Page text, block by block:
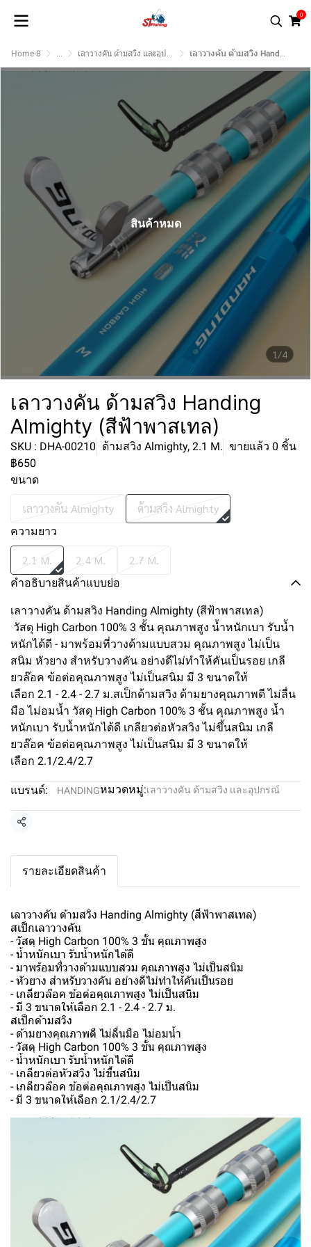
0
Home-8 ... เลาวางคัน ด้ามสวิง และอุปกรณ์ เลาวางคัน ด้ามสวิง Handing Almighty (สีฟ้าพาสเทล)
1/4
สินค้าหมด
เลาวางคัน ด้ามสวิง Handing
Almighty (สีฟ้าพาสเทล)
SKU : DHA-00210 ด้ามสวิง Almighty, 2.1 M. ขายแล้ว 0 ชิ้น
฿650
ขนาด
เลาวางคัน Almighty ด้ามสวิง Almighty
ความยาว
2.1 M. 2.4 M. 2.7 M.
คำอธิบายสินค้าแบบย่อ
เลาวางคัน ด้ามสวิง Handing Almighty (สีฟ้าพาสเทล)
วัสดุ High Carbon 100% 3 ชั้น คุณภาพสูง น้ำหนักเบา รับน้ำ
หนักได้ดี - มาพร้อมที่วางด้ามแบบสวม คุณภาพสูง ไม่เป็น
สนิม หัวยาง สำหรับวางคัน อย่างดีไม่ทำให้คันเป็นรอย เกลี
ยวล๊อค ข้อต่อคุณภาพสูง ไม่เป็นสนิม มี 3 ขนาดให้
เลือก 2.1 - 2.4 - 2.7 ม.สเป็กด้ามสวิง ด้ามยางคุณภาพดี ไม่ลื่น
มือ ไม่อมน้ำ วัสดุ High Carbon 100% 3 ชั้น คุณภาพสูง น้ำ
หนักเบา รับน้ำหนักได้ดี เกลียวต่อหัวสวิง ไม่ขึ้นสนิม เกลี
ยวล๊อค ข้อต่อคุณภาพสูง ไม่เป็นสนิม มี 3 ขนาดให้
เลือก 2.1/2.4/2.7
แบรนด์: HANDINGหมวดหมู่:เลาวางคัน ด้ามสวิง และอุปกรณ์
แชร์
รายละเอียดสินค้า
เลาวางคัน ด้ามสวิง Handing Almighty (สีฟ้าพาสเทล)
สเป็กเลาวางคัน
- วัสดุ High Carbon 100% 3 ชั้น คุณภาพสูง
- น้ำหนักเบา รับน้ำหนักได้ดี
- มาพร้อมที่วางด้ามแบบสวม คุณภาพสูง ไม่เป็นสนิม
- หัวยาง สำหรับวางคัน อย่างดีไม่ทำให้คันเป็นรอย
- เกลียวล๊อค ข้อต่อคุณภาพสูง ไม่เป็นสนิม
- มี 3 ขนาดให้เลือก 2.1 - 2.4 - 2.7 ม.
สเป็กด้ามสวิง
- ด้ามยางคุณภาพดี ไม่ลื่นมือ ไม่อมน้ำ
- วัสดุ High Carbon 100% 3 ชั้น คุณภาพสูง
- น้ำหนักเบา รับน้ำหนักได้ดี
- เกลียวต่อหัวสวิง ไม่ขึ้นสนิม
- เกลียวล๊อค ข้อต่อคุณภาพสูง ไม่เป็นสนิม
- มี 3 ขนาดให้เลือก 2.1/2.4/2.7